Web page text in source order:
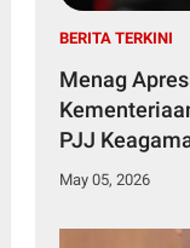
BERITA TERKINI
Menag
PJJ
May 05, 2026